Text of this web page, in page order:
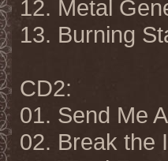
12. Metal
13. Burning
CD2:
01. Send Me
02. Break the